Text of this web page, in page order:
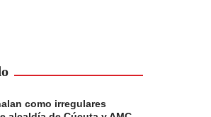
como irregulares